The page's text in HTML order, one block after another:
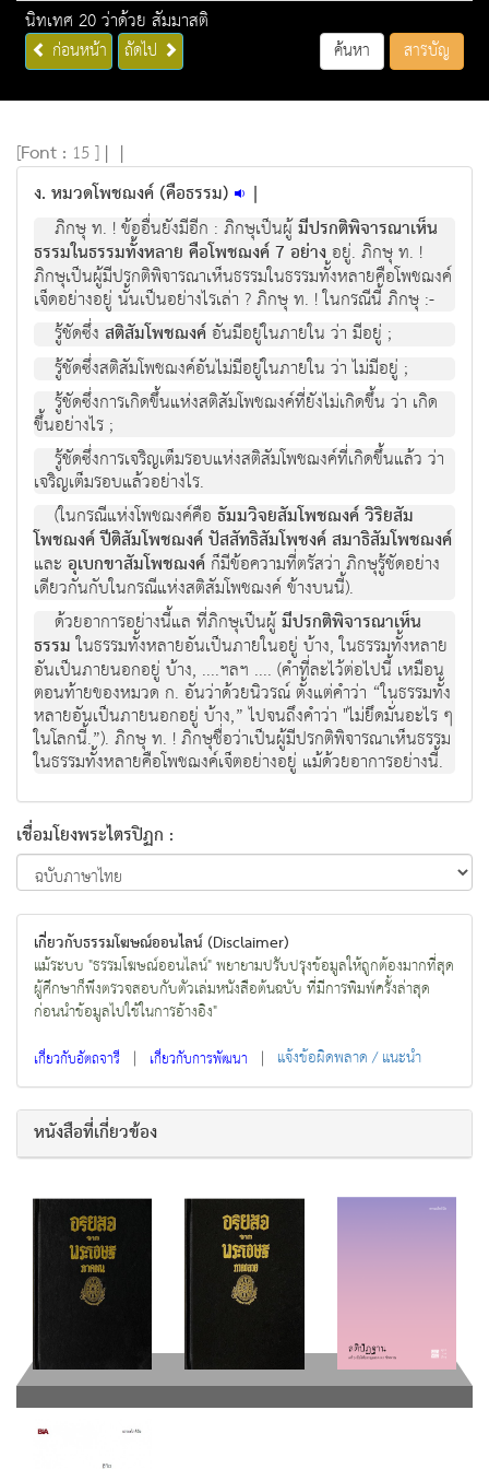
นิทเทศ 20 ว่าด้วย สัมมาสติ
ก่อนหน้า ถัดไป ค้นหา สารบัญ
[Font : 15 ] | |
ง. หมวดโพชฌงค์ (คือธรรม) |
ภิกษุ ท. ! ข้ออื่นยังมีอีก : ภิกษุเป็นผู้มีปรกติพิจารณาเห็น
ธรรมในธรรมทั้งหลาย คือโพชฌงค์ 7 อย่างอยู่. ภิกษุ ท. !
ภิกษุเป็นผู้มีปรกติพิจารณาเห็นธรรมในธรรมทั้งหลายคือโพชฌงค์
เจ็ดอย่างอยู่ นั้นเป็นอย่างไรเล่า ? ภิกษุ ท. ! ในกรณีนี้ ภิกษุ :-
รู้ชัดซึ่งสติสัมโพชฌงค์อันมีอยู่ในภายใน ว่า มีอยู่ ;
รู้ชัดซึ่งสติสัมโพชฌงค์อันไม่มีอยู่ในภายใน ว่า ไม่มีอยู่ ;
รู้ชัดซึ่งการเกิดขึ้นแห่งสติสัมโพชฌงค์ที่ยังไม่เกิดขึ้น ว่า เกิด
ขึ้นอย่างไร ;
รู้ชัดซึ่งการเจริญเต็มรอบแห่งสติสัมโพชฌงค์ที่เกิดขึ้นแล้ว ว่า
เจริญเต็มรอบแล้วอย่างไร.
(ในกรณีแห่งโพชฌงค์คือธัมมวิจยสัมโพชฌงค์ วิริยสัม
โพชฌงค์ ปีติสัมโพชฌงค์ ปัสสัทธิสัมโพชงค์ สมาธิสัมโพชฌงค์
และ อุเบกขาสัมโพชฌงค์ ก็มีข้อความที่ตรัสว่า ภิกษุรู้ชัดอย่าง
เดียวกันกับในกรณีแห่งสติสัมโพชฌงค์ ข้างบนนี้).
ด้วยอาการอย่างนี้แล ที่ภิกษุเป็นผู้มีปรกติพิจารณาเห็น
ธรรมในธรรมทั้งหลายอันเป็นภายในอยู่ บ้าง, ในธรรมทั้งหลาย
อันเป็นภายนอกอยู่ บ้าง, ....ฯลฯ .... (คำที่ละไว้ต่อไปนี้ เหมือน
ตอนท้ายของหมวด ก. อันว่าด้วยนิวรณ์ ตั้งแต่คำว่า “ในธรรมทั้ง
หลายอันเป็นภายนอกอยู่ บ้าง,” ไปจนถึงคำว่า "ไม่ยึดมั่นอะไร ๆ
ในโลกนี้.”). ภิกษุ ท. ! ภิกษุชื่อว่าเป็นผู้มีปรกติพิจารณาเห็นธรรม
ในธรรมทั้งหลายคือโพชฌงค์เจ็ตอย่างอยู่ แม้ด้วยอาการอย่างนี้.
เชื่อมโยงพระไตรปิฏก :
เกี่ยวกับธรรมโฆษณ์ออนไลน์ (Disclaimer)
แม้ระบบ "ธรรมโฆษณ์ออนไลน์" พยายามปรับปรุงข้อมูลให้ถูกต้องมากที่สุด
ผู้ศึกษาก็พึงตรวจสอบกับตัวเล่มหนังสือต้นฉบับ ที่มีการพิมพ์ครั้งล่าสุด
ก่อนนำข้อมูลไปใช้ในการอ้างอิง"
เกี่ยวกับอัตถจารี | เกี่ยวกับการพัฒนา | แจ้งข้อผิดพลาด / แนะนำ
หนังสือที่เกี่ยวข้อง